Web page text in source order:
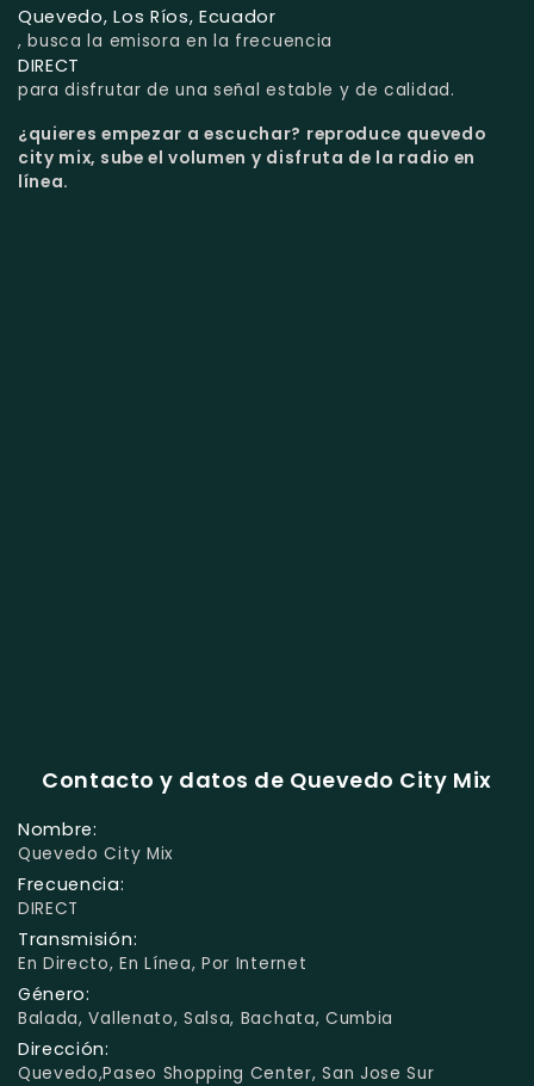
Quevedo, Los Ríos, Ecuador
, busca la emisora en la frecuencia
DIRECT
para disfrutar de una señal estable y de calidad.
¿quieres empezar a escuchar? reproduce quevedo
city mix, sube el volumen y disfruta de la radio en
línea.
Contacto y datos de Quevedo City Mix
Nombre:
Quevedo City Mix
Frecuencia:
DIRECT
Transmisión:
En Directo, En Línea, Por Internet
Género:
Balada, Vallenato, Salsa, Bachata, Cumbia
Dirección:
Quevedo,Paseo Shopping Center, San Jose Sur